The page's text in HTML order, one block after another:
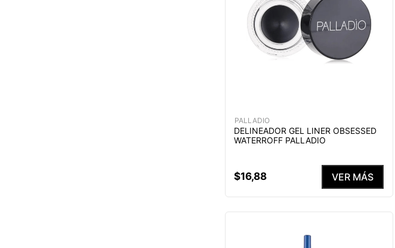
PALLADIO
DELINEADOR GEL LINER OBSESSED
WATERROFF PALLADIO
$16,88 VER MÁS